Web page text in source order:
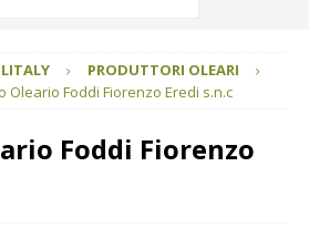
PRODUTTORI OLEARI
Oleario Foddi Fiorenzo Eredi s.n.c
Foddi Fiorenzo